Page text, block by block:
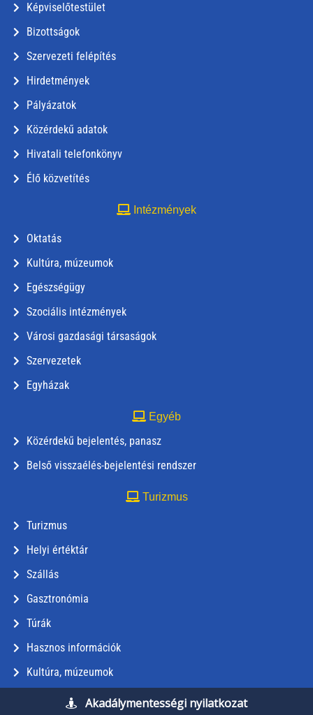
Képviselőtestület
Bizottságok
Szervezeti felépítés
Hirdetmények
Pályázatok
Közérdekű adatok
Hivatali telefonkönyv
Élő közvetítés
Intézmények
Oktatás
Kultúra, múzeumok
Egészségügy
Szociális intézmények
Városi gazdasági társaságok
Szervezetek
Egyházak
Egyéb
Közérdekű bejelentés, panasz
Belső visszaélés-bejelentési rendszer
Turizmus
Turizmus
Helyi értéktár
Szállás
Gasztronómia
Túrák
Hasznos információk
Kultúra, múzeumok
Akadálymentességi nyilatkozat